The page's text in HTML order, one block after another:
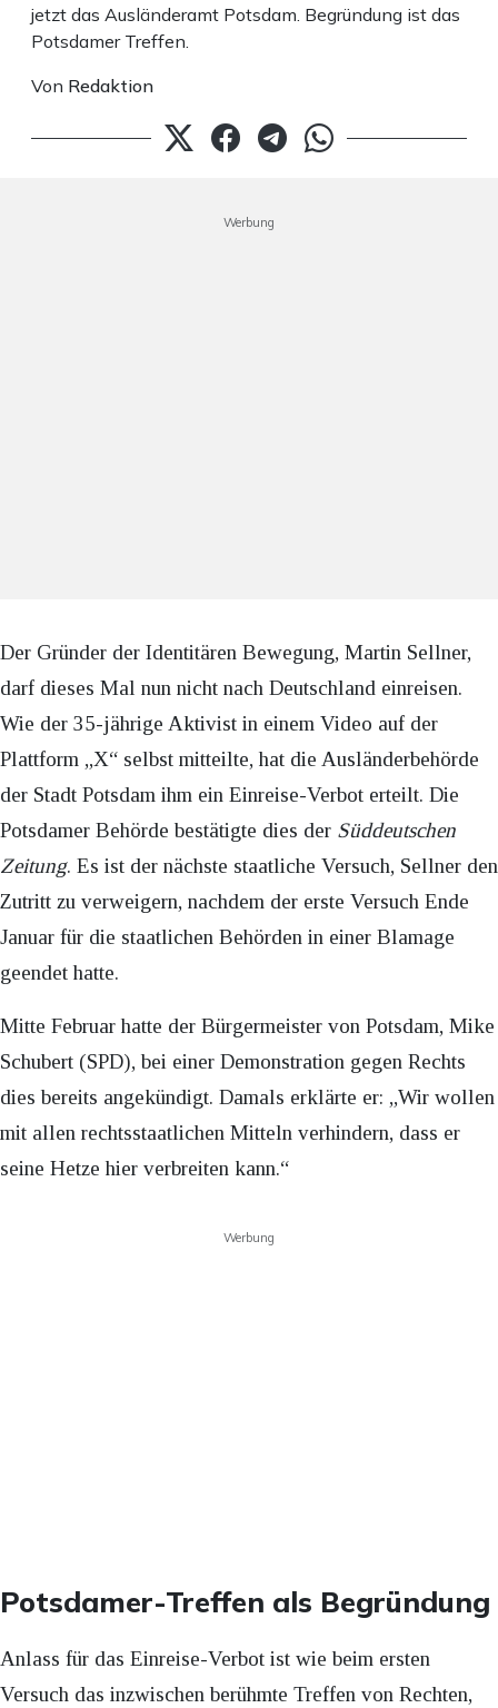
jetzt das Ausländeramt Potsdam. Begründung ist das
Potsdamer Treffen.
Von Redaktion
Werbung
Der Gründer der Identitären Bewegung, Martin Sellner,
darf dieses Mal nun nicht nach Deutschland einreisen.
Wie der 35-jährige Aktivist in einem Video auf der
Plattform „X“ selbst mitteilte, hat die Ausländerbehörde
der Stadt Potsdam ihm ein Einreise-Verbot erteilt. Die
Potsdamer Behörde bestätigte dies der Süddeutschen
Zeitung. Es ist der nächste staatliche Versuch, Sellner den
Zutritt zu verweigern, nachdem der erste Versuch Ende
Januar für die staatlichen Behörden in einer Blamage
geendet hatte.
Mitte Februar hatte der Bürgermeister von Potsdam, Mike
Schubert (SPD), bei einer Demonstration gegen Rechts
dies bereits angekündigt. Damals erklärte er: „Wir wollen
mit allen rechtsstaatlichen Mitteln verhindern, dass er
seine Hetze hier verbreiten kann.“
Werbung
Potsdamer-Treffen als Begründung
Anlass für das Einreise-Verbot ist wie beim ersten
Versuch das inzwischen berühmte Treffen von Rechten,